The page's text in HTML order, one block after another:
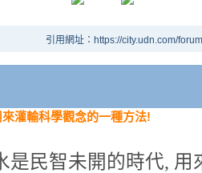
引用網址：https://city.udn.com/
灌輸科學觀念的一種方法!
是民智未開的時代, 用